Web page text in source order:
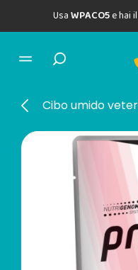
UsaWPACO5e hai
Cibo umido